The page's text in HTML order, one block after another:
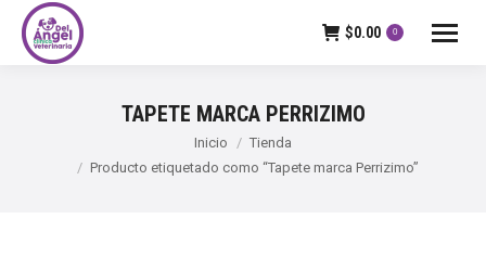
$0.00 0
TAPETE MARCA PERRIZIMO
Inicio
Tienda
Producto etiquetado como “Tapete marca Perrizimo”